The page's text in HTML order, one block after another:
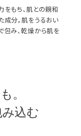
をもち、肌との親和
成分。肌をうるおい
包み、乾燥から肌を
。
込む